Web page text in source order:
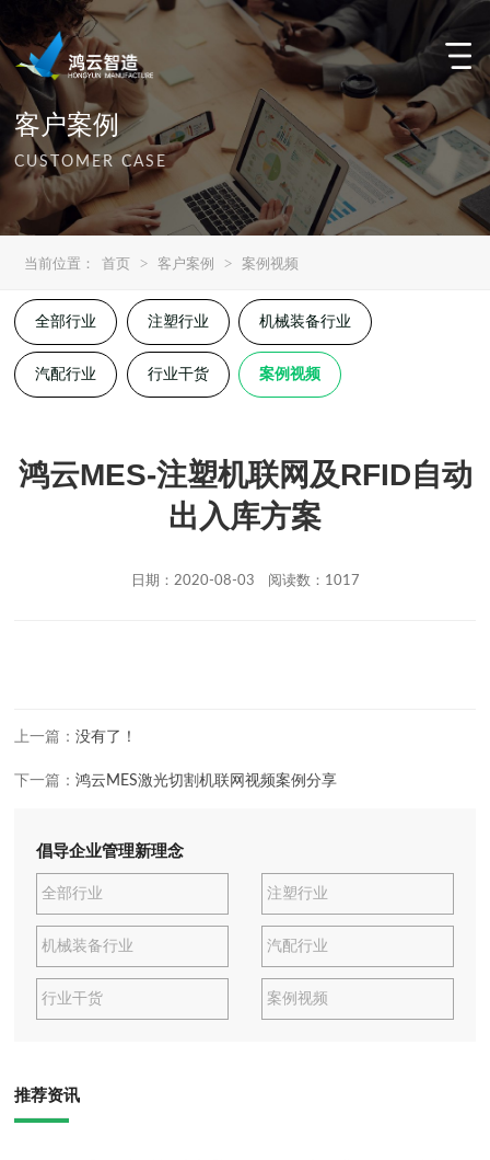
客户案例
CUSTOMER CASE
当前位置： 首页 > 客户案例 > 案例视频
全部行业 注塑行业 机械装备行业
汽配行业 行业干货 案例视频
鸿云MES-注塑机联网及RFID自动
出入库方案
日期：2020-08-03 阅读数：1017
上一篇：没有了！
下一篇：鸿云MES激光切割机联网视频案例分享
倡导企业管理新理念
全部行业 注塑行业
机械装备行业 汽配行业
行业干货 案例视频
推荐资讯